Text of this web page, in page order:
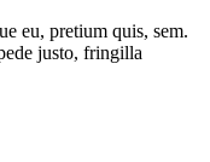
eu, pretium quis, sem.
justo, fringilla